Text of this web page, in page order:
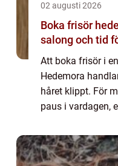
02 augusti 2026
Boka frisör hedemora så
salong och tid
Att boka frisör i
Hedemora
håret klippt. För
paus i vardagen,
När någon söker
finns oft...